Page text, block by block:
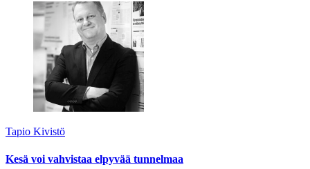
Tapio Kivistö
Kesä voi vahvistaa elpyvää tunnelmaa